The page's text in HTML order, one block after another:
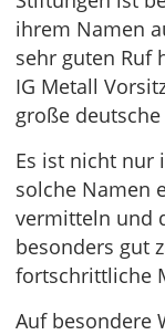
ihrem Namen
sehr guten Ruf
IG Metall
große
Es ist nicht nur
solche Namen
vermitteln und
besonders gut
fortschrittliche
Auf besondere